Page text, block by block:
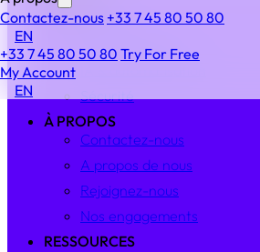
Contactez-nous +33 7 45 80 50 80
EN
+33 7 45 80 50 80 Try For Free
My Account
EN
Produit
Fonctionnalités
Sécurité
À PROPOS
Contactez-nous
A propos de nous
Rejoignez-nous
Nos engagements
RESSOURCES